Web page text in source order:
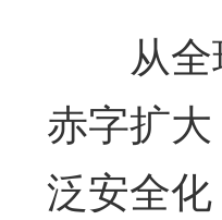
从全球
赤字扩
泛安全